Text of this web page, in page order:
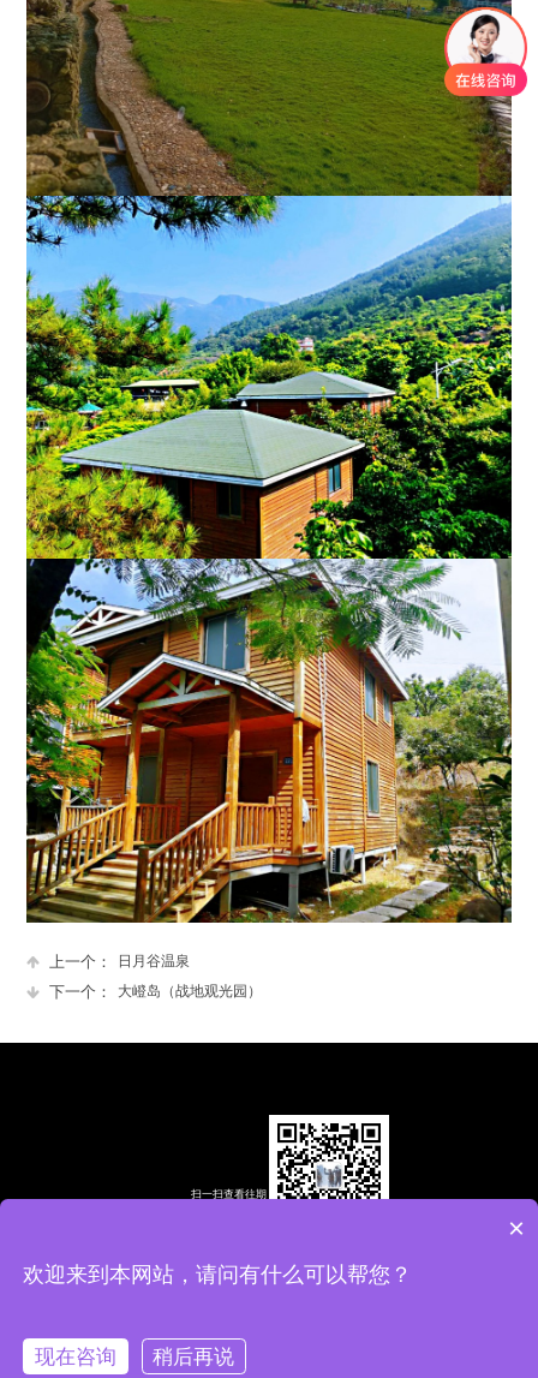
上一个： 日月谷温泉
下一个： 大嶝岛（战地观光园）
扫一扫查看往期
春江里 10—102号
网站建设
×
欢迎来到本网站，请问有什么可以帮您？
现在咨询 稍后再说